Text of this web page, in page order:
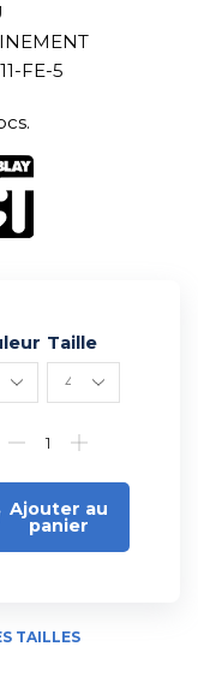
FE-5
Taille
Ajouter au
panier
Alternative:
TAILLES